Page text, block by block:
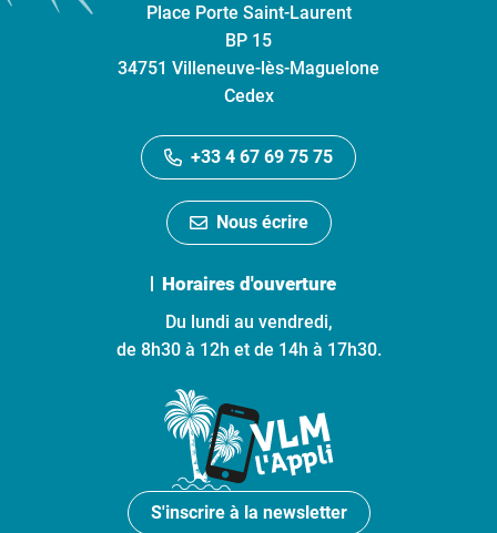
Place Porte Saint-Laurent
BP 15
34751 Villeneuve-lès-Maguelone
Cedex
+33 4 67 69 75 75
Nous écrire
Horaires d'ouverture
Du lundi au vendredi,
de 8h30 à 12h et de 14h à 17h30.
S'inscrire à la newsletter